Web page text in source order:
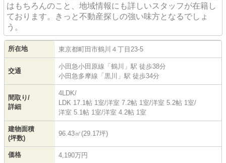
はもちろんのこと、地域情報にも詳しいスタッフが在籍し
ております。きっと不動産探しの強い味方となるでしょ
う。
所在地 東京都町田市鶴川 ４丁目23-5
交通
小田急小田原線 「 鶴川
」駅 徒歩38分
小田急多摩線 「 黒川 」駅 徒歩34分
間取り/
詳細
4LDK/
LDK 17.1帖 1室/洋室 7.2帖 1室/洋室 5.2帖 1室/
洋室 5.1帖 1室/洋室 4.2帖 1室
建物面積
(坪数)
96.43㎡(29.17坪)
価格 4,190万円